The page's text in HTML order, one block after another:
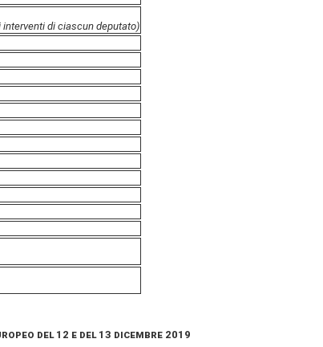
di ciascun deputato)
del 12 e del 13 dicembre 2019